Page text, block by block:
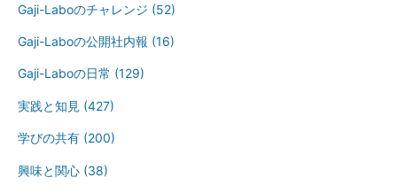
Gaji-Laboのチャレンジ (52)
Gaji-Laboの公開社内報 (16)
Gaji-Laboの日常 (129)
実践と知見 (427)
学びの共有 (200)
興味と関心 (38)